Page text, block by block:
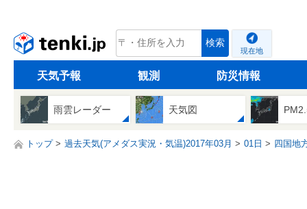
tenki.jp 検索
現在地
天気予報 観測 防災情報
雨雲レーダー 天気図
トップ 過去天気(アメダス実況・気温)2017年03月 01日 四国地